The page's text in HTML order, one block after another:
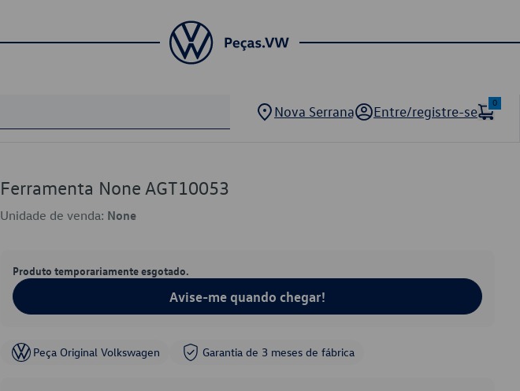
Nova Serrana Entre/registre-se
0
Ferramenta None AGT10053
Unidade de venda: None
Produto temporariamente esgotado.
Avise-me quando chegar!
Peça Original Volkswagen Garantia de 3 meses de fábrica